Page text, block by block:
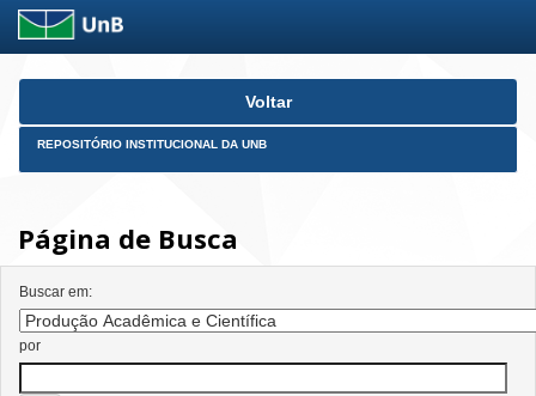
Skip
Voltar
REPOSITÓRIO INSTITUCIONAL DA UNB
Página de Busca
Buscar em:
por